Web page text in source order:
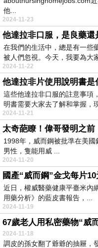
他...
2024-11-23
在我們的生活中，總是有一些
被人們忽視。今天，我要為大
2024-11-22
他達拉非片使用說明書
這些他達拉非口服的註意事
明書需要大家去了解和掌握，
2024-11-21
1998年，威而鋼被批準在美
男性，隻能用威 ...
2024-11-20
近日，權威醫藥健康平臺米內
用藥分析》的藍皮書報告，...
2024-11-19
2024-11-18
調皮的孫女翻了爺爺的抽屜，